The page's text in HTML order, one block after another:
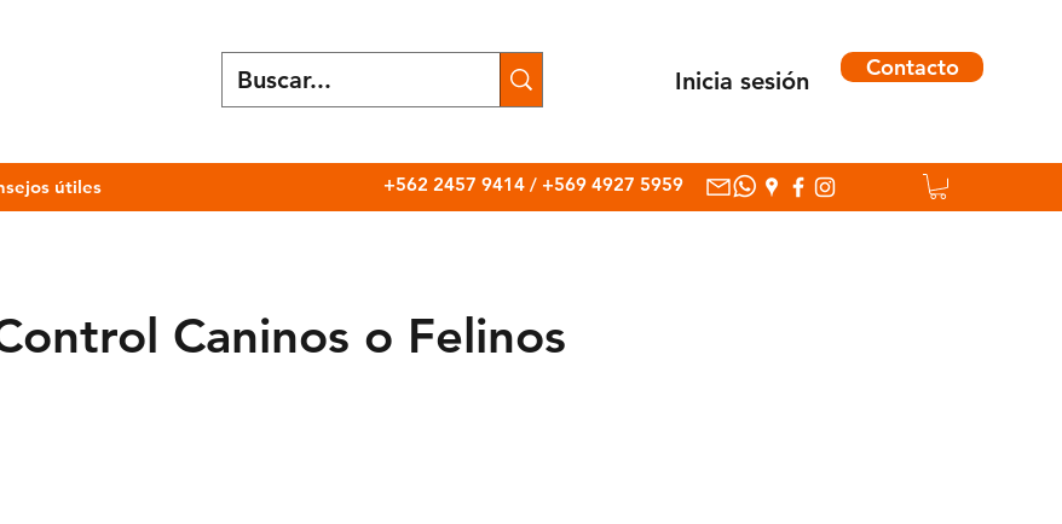
Inicia sesión
Inicia sesión Contacto
útiles +562 2457 9414 / +569 4927 5959
Caninos o Felinos